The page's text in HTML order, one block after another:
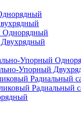
Однорядный
Упорный
Упорный
Радиальный
Радиальный